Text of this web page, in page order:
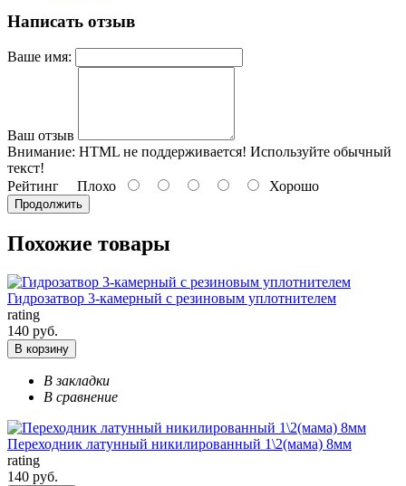
Написать отзыв
Ваше имя:
Ваш отзыв
Внимание: HTML не поддерживается! Используйте обычный
текст!
Рейтинг Плохо Хорошо
Продолжить
Похожие товары
Гидрозатвор 3-камерный с резиновым уплотнителем
rating
140 руб.
В корзину
В закладки
В сравнение
Переходник латунный никилированный 1\2(мама) 8мм
rating
140 руб.